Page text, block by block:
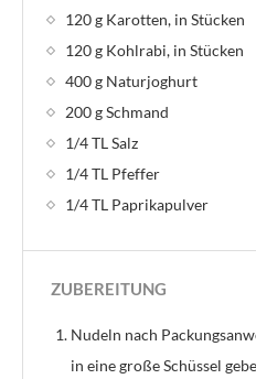
120 g Karotten, in Stücken
120 g Kohlrabi, in Stücken
400 g Naturjoghurt
200 g Schmand
1/4 TL Salz
1/4 TL Pfeffer
1/4 TL Paprikapulver
ZUBEREITUNG
Nudeln nach
in eine große Schüssel